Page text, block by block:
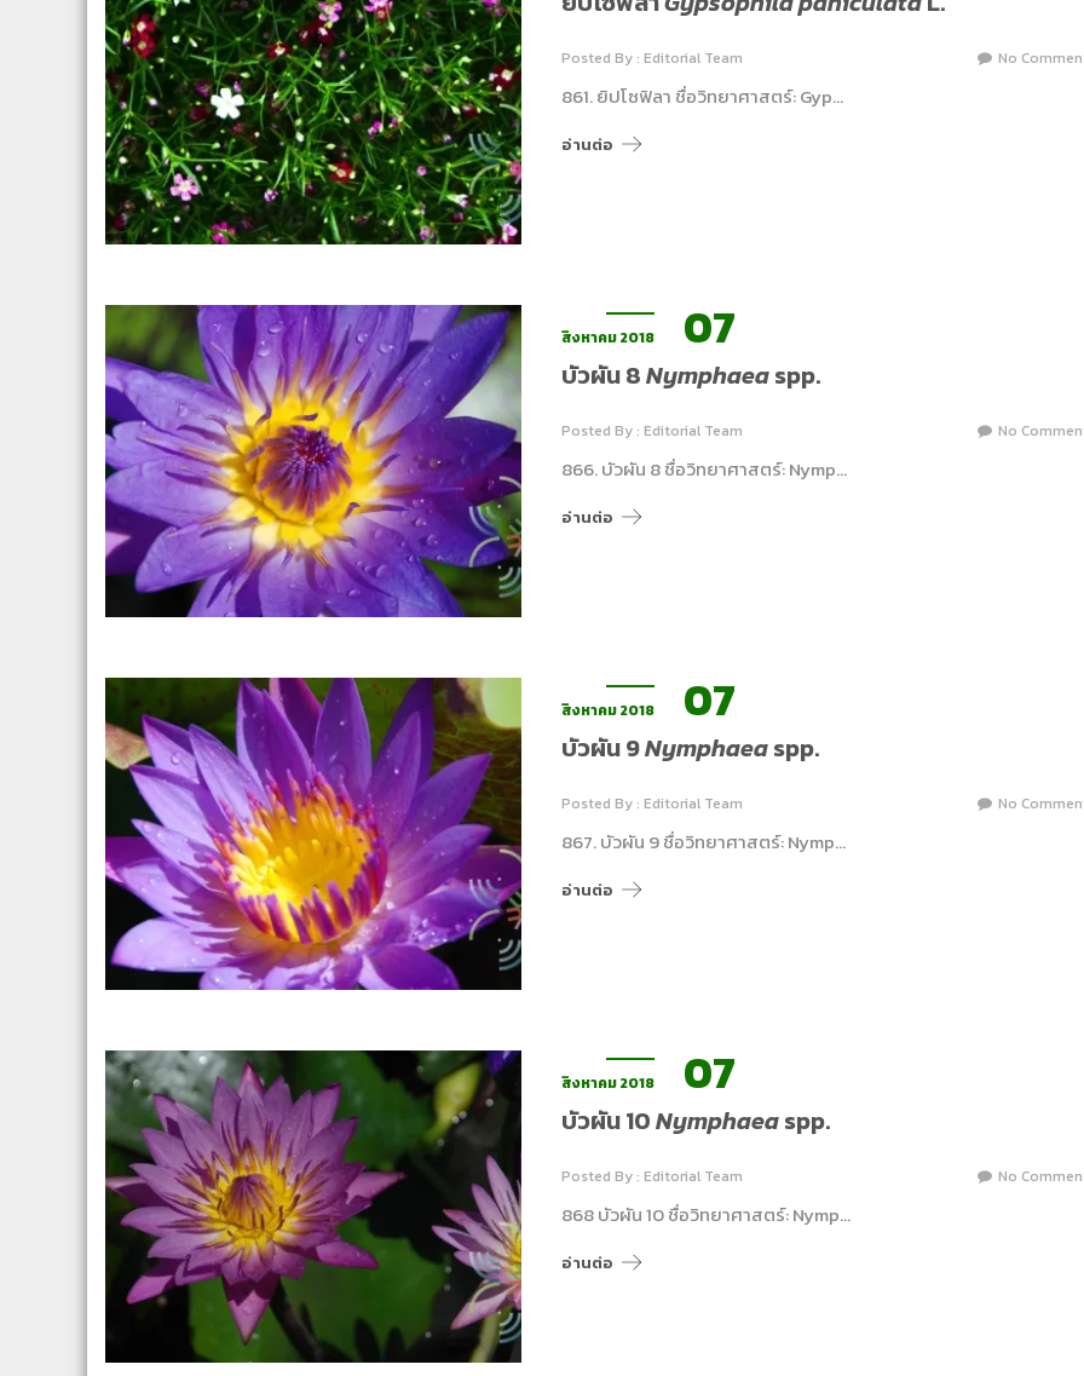
Posted By : Editorial Team No
861. ยิปโซฟิลา ชื่อวิทยาศาสตร์: Gyp…
อ่านต่อ
สิงหาคม 2018 07
บัวผัน 8Nymphaeaspp.
Posted By : Editorial Team No
866. บัวผัน 8 ชื่อวิทยาศาสตร์: Nymp…
อ่านต่อ
สิงหาคม 2018 07
บัวผัน 9Nymphaeaspp.
Posted By : Editorial Team No
867. บัวผัน 9 ชื่อวิทยาศาสตร์: Nymp…
อ่านต่อ
สิงหาคม 2018 07
บัวผัน 10Nymphaeaspp.
Posted By : Editorial Team No
868 บัวผัน 10 ชื่อวิทยาศาสตร์: Nymp…
อ่านต่อ